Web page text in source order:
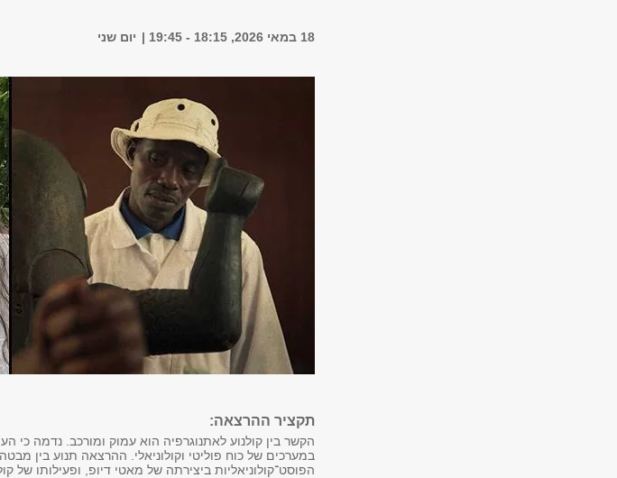
18 במאי 2026, 18:15 - 19:45 יום שני
תקציר ההרצאה:
הקשר בין קולנוע לאתנוגרפיה הוא עמוק ומורכב. נדמה כי
במערכים של כוח פוליטי וקולוניאלי. ההרצאה תנוע בין
הפוסט־קולוניאליות ביצירתה של מאטי דיופ, ופעילותו של